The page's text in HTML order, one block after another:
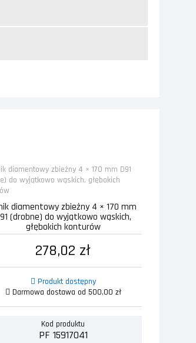
diamentowy zbieżny 4 × 170 mm
(drobne) do wyjątkowo wąskich,
głębokich konturów
278,02 zł
Produkt dostępny
Darmowa dostawa od 500,00 zł
Kod produktu
PF 15917041